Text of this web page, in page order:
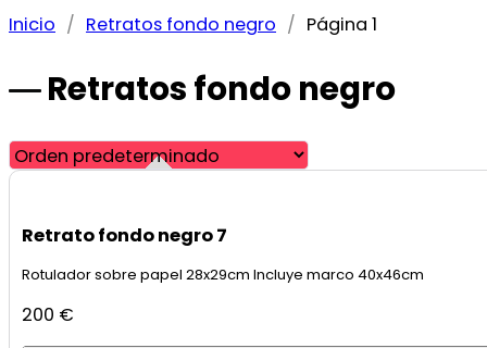
Inicio / Retratos fondo negro / Página 1
Retratos fondo negro
Retrato fondo negro 7
Rotulador sobre papel 28x29cm Incluye marco 40x46cm
200 €